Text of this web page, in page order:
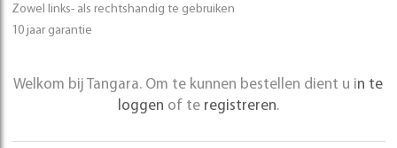
Zowel links- als rechtshandig te gebruiken
10 jaar garantie
Welkom bij Tangara. Om te kunnen bestellen dient u in te
loggen of te registreren.